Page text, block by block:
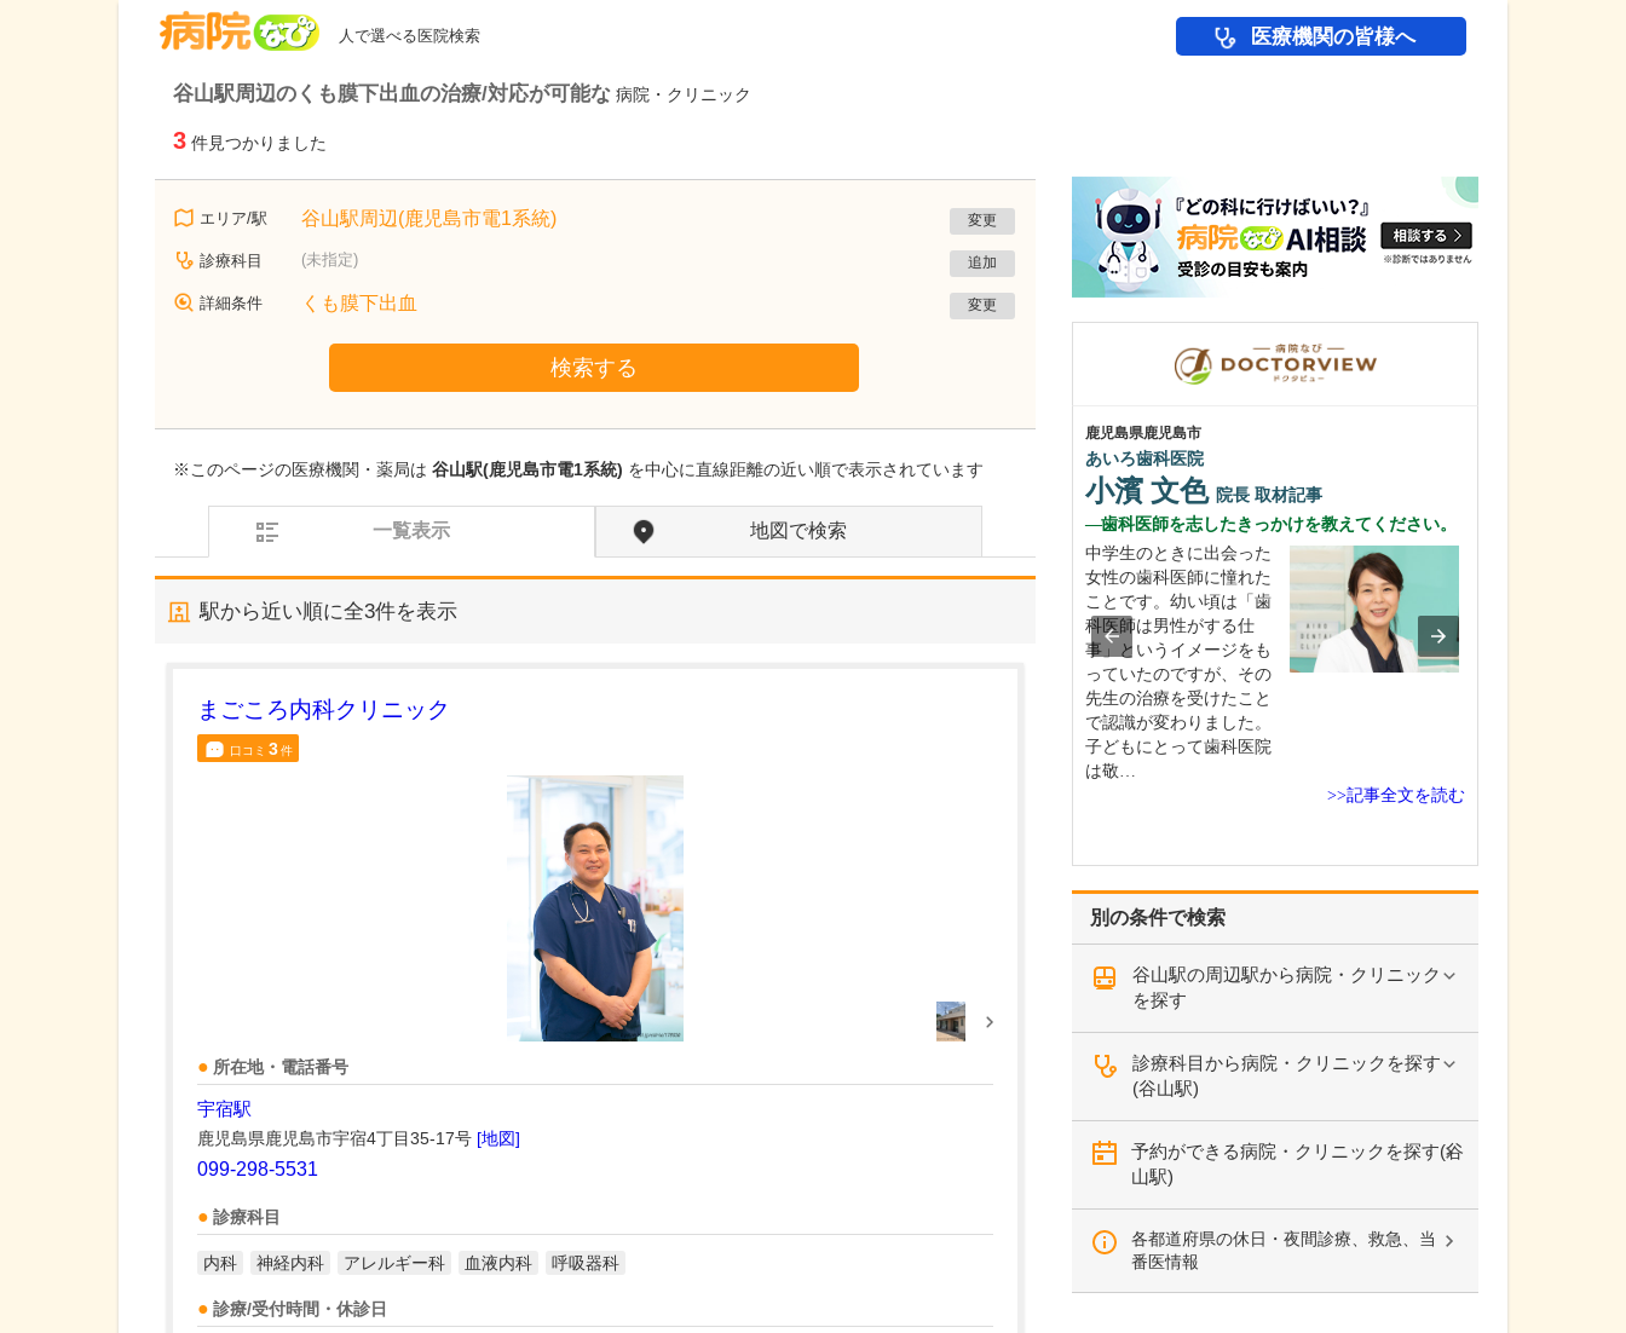
人で選べる医院検索 医療機関の皆様へ
谷山駅周辺のくも膜下出血の治療/対応が可能な 病院・クリニック
3 件見つかりました
エリア/駅 谷山駅周辺(鹿児島市電1系統) 変更
診療科目 (未指定) 追加
詳細条件 くも膜下出血 変更
検索する
※このページの医療機関・薬局は 谷山駅(鹿児島市電1系統) を中心に直線距離の近い順で表示されています
一覧表示 地図で検索
駅から近い順に全3件を表示
まごころ内科クリニック
口コミ 3件
所在地・電話番号
宇宿駅
鹿児島県鹿児島市宇宿4丁目35-17号 [地図]
099-298-5531
診療科目
内科 神経内科 アレルギー科 血液内科 呼吸器科
診療/受付時間・休診日
別の条件で検索
谷山駅の周辺駅から病院・クリニック
を探す
診療科目から病院・クリニックを探す
(谷山駅)
予約ができる病院・クリニックを探す(谷
山駅)
各都道府県の休日・夜間診療、救急、当
番医情報
鹿児島県鹿児島市
あいろ歯科医院
小濱 文色 院長 取材記事
歯科医師を志したきっかけを教えてください。
中学生のときに出会った
女性の歯科医師に憧れた
ことです。幼い頃は「歯
科医師は男性がする仕
事」というイメージをも
っていたのですが、その
先生の治療を受けたこと
で認識が変わりました。
子どもにとって歯科医院
は敬…
>>記事全文を読む
鳥取県米子市
おおの小児科内科医院
貴院の特徴をお聞かせください。
小児感染症全般、新生児
の診察、アトピー性皮膚
んか…